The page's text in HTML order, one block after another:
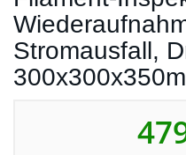
Stromausfall,